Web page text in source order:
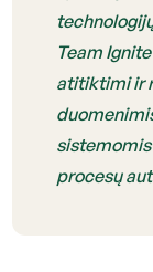
Team
atitiktimi ir
procesų